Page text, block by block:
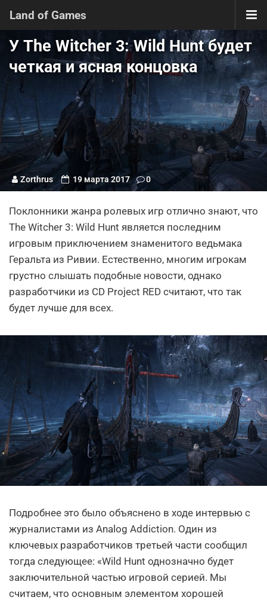
Land of Games
У The Witcher 3: Wild Hunt будет
четкая и ясная концовка
Zorthrus 19 марта 2017 0
Поклонники жанра ролевых игр отлично знают, что
The Witcher 3: Wild Hunt является последним
игровым приключением знаменитого ведьмака
Геральта из Ривии. Естественно, многим игрокам
грустно слышать подобные новости, однако
разработчики из CD Project RED считают, что так
будет лучше для всех.
Подробнее это было объяснено в ходе интервью с
журналистами из Analog Addiction. Один из
ключевых разработчиков третьей части сообщил
тогда следующее: «Wild Hunt однозначно будет
заключительной частью игровой серией. Мы
считаем, что основным элементом хорошей